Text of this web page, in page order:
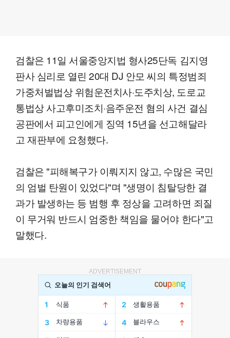
검찰은 11일 서울중앙지법 형사25단독 김지영
판사 심리로 열린 20대 DJ 안모 씨의 특정범죄
가중처벌법상 위험운전치사·도주치상, 도로교
통법상 사고후미조치·음주운전 혐의 사건 결심
공판에서 피고인에게 징역 15년을 선고해달라
고 재판부에 요청했다.
검찰은 "피해복구가 이뤄지지 않고, 수많은 국민
의 엄벌 탄원이 있었다"며 "생명이 침탈당한 결
과가 발생하는 등 범행 후 정상을 고려하면 죄질
이 무거워 반드시 엄중한 책임을 물어야 한다"고
말했다.
ADVERTISEMENT